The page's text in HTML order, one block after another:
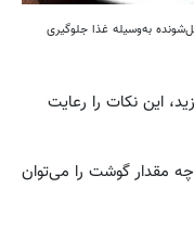
به‌وسیله غذا جلوگیری
این نکات را رعایت
چه مقدار گوشت را می‌توان